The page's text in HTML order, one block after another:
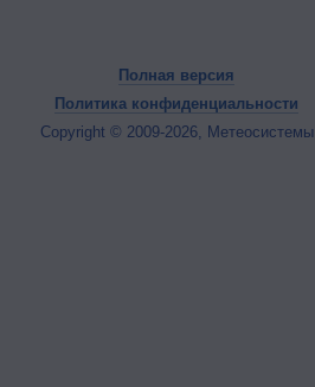
Полная версия
Политика конфиденциальности
Copyright © 2009-2026, Метеосистемы